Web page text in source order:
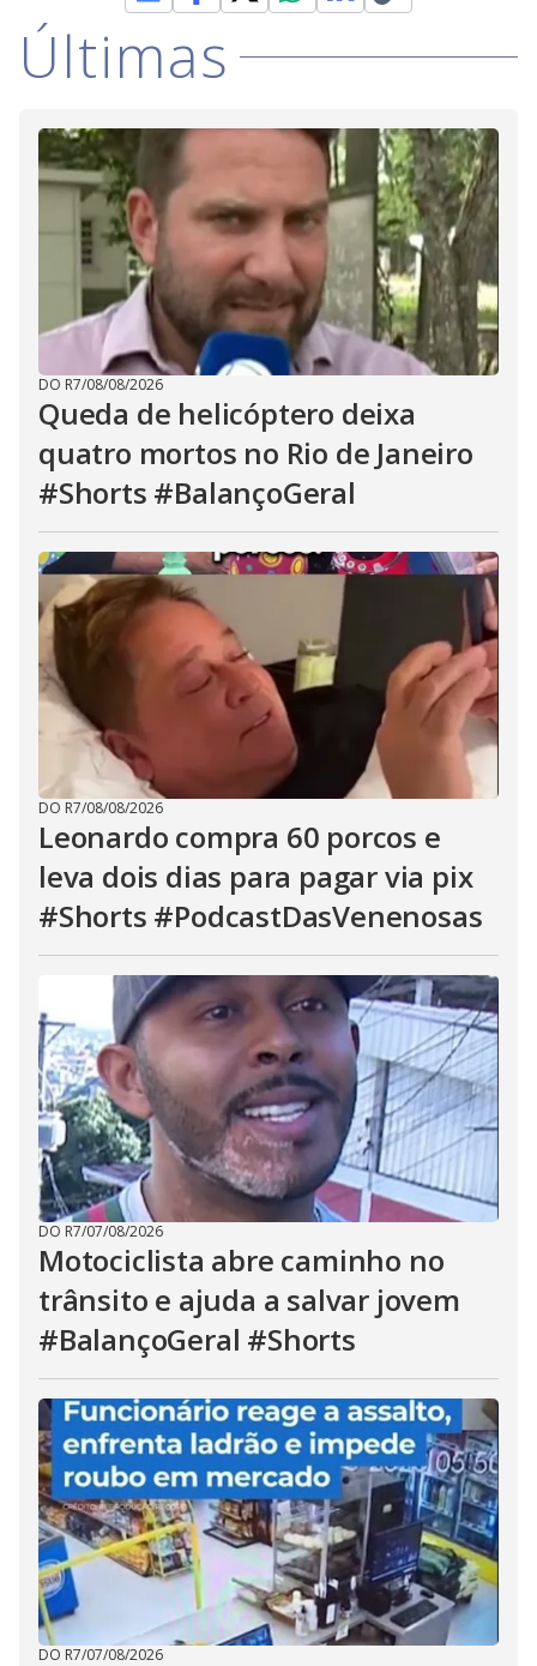
Últimas
DO R7/08/08/2026
Queda de helicóptero deixa
quatro mortos no Rio de Janeiro
#Shorts #BalançoGeral
DO R7/08/08/2026
Leonardo compra 60 porcos e
leva dois dias para pagar via pix
#Shorts #PodcastDasVenenosas
DO R7/07/08/2026
Motociclista abre caminho no
trânsito e ajuda a salvar jovem
#BalançoGeral #Shorts
DO R7/07/08/2026